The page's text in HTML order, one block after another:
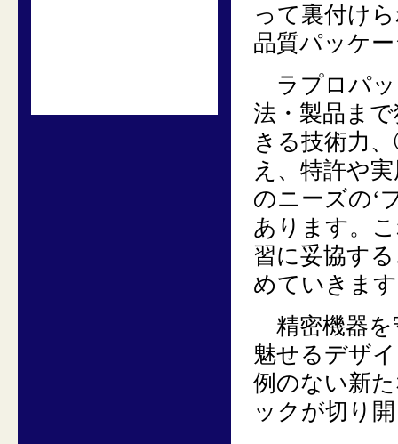
って裏付け
品質パッケ
ラプロパッ
法・製品ま
きる技術力
え、特許や
のニーズの‘
あります。
習に妥協す
めていきま
精密機器を
魅せるデザ
例のない新
ックが切り